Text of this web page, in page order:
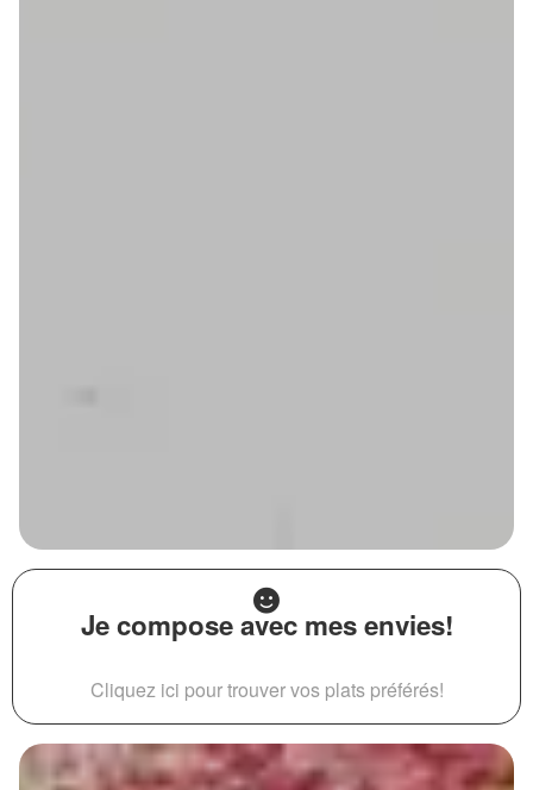
Je compose avec mes envies!
Cliquez ici pour trouver vos plats préférés!